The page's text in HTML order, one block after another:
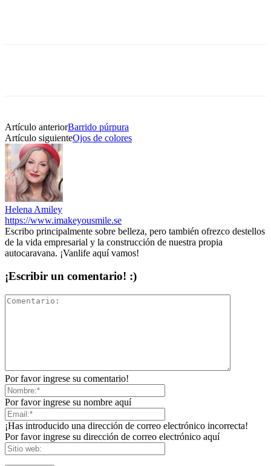
Artículo anteriorBarrido púrpura
Artículo siguienteOjos de colores
Helena Amiley
https://www.imakeyousmile.se
Escribo principalmente sobre belleza, pero también ofrezco destellos
de la vida empresarial y la construcción de nuestra propia
autocaravana. ¡Vanlife aquí vamos!
¡Escribir un comentario! :)
Por favor ingrese su comentario!
Por favor ingrese su nombre aquí
¡Has introducido una dirección de correo electrónico incorrecta!
Por favor ingrese su dirección de correo electrónico aquí